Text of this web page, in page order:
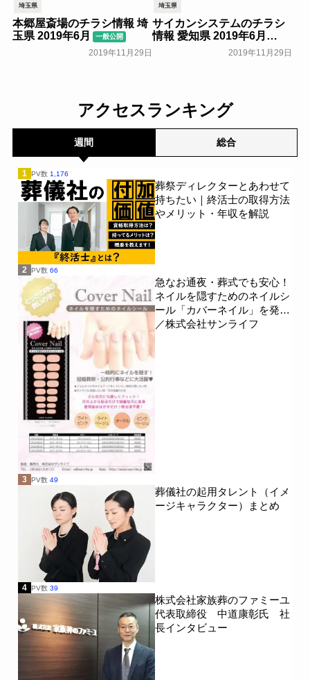
埼玉県
本郷屋斎場のチラシ情報 埼
玉県 2019年6月
一般公開
2019年11月29日
埼玉県
サイカンシステムのチラシ
情報 愛知県 2019年6月
2019年11月29日
アクセスランキング
週間 総合
1 PV数 1,176
葬祭ディレクターとあわせて
持ちたい｜終活士の取得方法
やメリット・年収を解説
2 PV数 66
急なお通夜・葬式でも安心！
ネイルを隠すためのネイルシ
ール「カバーネイル」を発売
／株式会社サンライフ
3 PV数 49
葬儀社の起用タレント（イメ
ージキャラクター）まとめ
4 PV数 39
株式会社家族葬のファミーユ
代表取締役 中道康彰氏 社
長インタビュー